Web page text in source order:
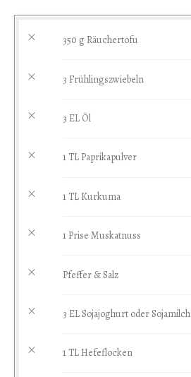
350 g Räuchertofu
3 Frühlingszwiebeln
3 EL Öl
1TL Paprikapulver
1TLKurkuma
1 Prise Muskatnuss
Pfeffer & Salz
3 ELSojajoghurt oder Sojamilch
1TLHefeflocken